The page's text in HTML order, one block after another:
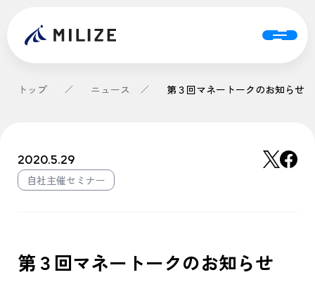
トップ ニュース 第３回マネートークのお知らせ
2020.5.29
自社主催セミナー
第３回マネートークのお知らせ